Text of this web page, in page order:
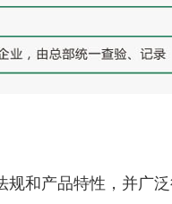
和产品特性，并广泛